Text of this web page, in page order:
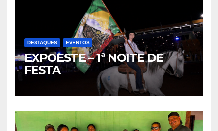
DESTAQUES EVENTOS
EXPOESTE – 1ª NOITE DE
FESTA